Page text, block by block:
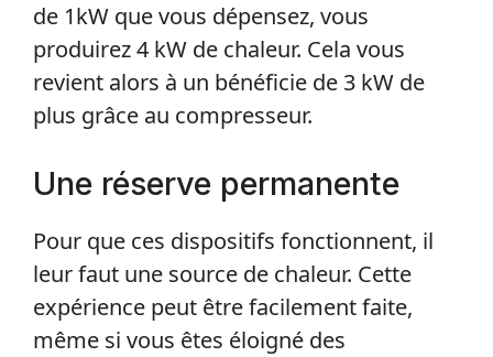
de 1kW que vous dépensez, vous
produirez 4 kW de chaleur. Cela vous
revient alors à un bénéficie de 3 kW de
plus grâce au compresseur.
Une réserve permanente
Pour que ces dispositifs fonctionnent, il
leur faut une source de chaleur. Cette
expérience peut être facilement faite,
même si vous êtes éloigné des